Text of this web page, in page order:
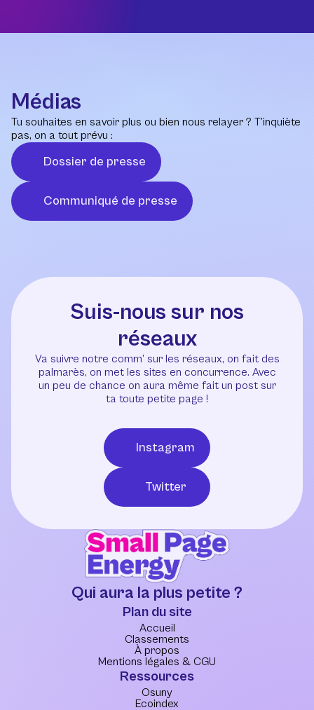
Médias
Tu souhaites en savoir plus ou bien nous relayer ? T’inquiète
pas, on a tout prévu :
Dossier de presse
Communiqué de presse
Suis-nous sur nos
réseaux
Va suivre notre comm’ sur les réseaux, on fait des
palmarès, on met les sites en concurrence. Avec
un peu de chance on aura même fait un post sur
ta toute petite page !
Instagram
Twitter
Qui aura la plus petite ?
Plan du site
Accueil
Classements
À propos
Mentions légales & CGU
Ressources
Osuny
Ecoindex